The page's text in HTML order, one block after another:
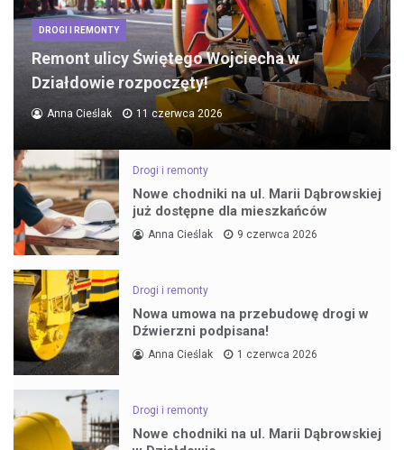
DROGI I REMONTY
Remont ulicy Świętego Wojciecha w
Działdowie rozpoczęty!
Anna Cieślak 11 czerwca 2026
Drogi i remonty
Nowe chodniki na ul. Marii Dąbrowskiej
już dostępne dla mieszkańców
Anna Cieślak 9 czerwca 2026
Drogi i remonty
Nowa umowa na przebudowę drogi w
Dźwierzni podpisana!
Anna Cieślak 1 czerwca 2026
Drogi i remonty
Nowe chodniki na ul. Marii Dąbrowskiej